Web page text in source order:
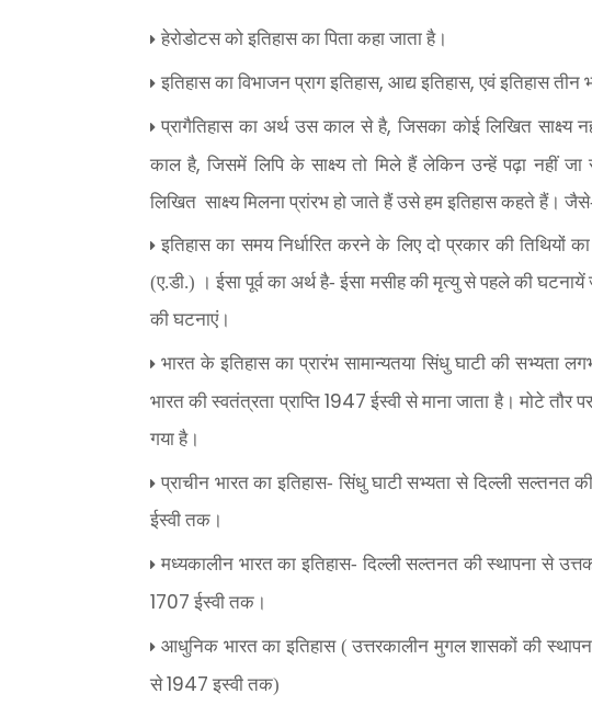
हेरोडोटस को इतिहास का पिता कहा जाता है।
इतिहास का विभाजन प्राग इतिहास, आद्य इतिहास, एवं इतिहास तीन
प्रागैतिहास का अर्थ उस काल से है, जिसका कोई लिखित साक्ष्य
काल है,जिसमें लिपि के साक्ष्य तो मिले हैं लेकिन उन्हें पढ़ा नहीं
लिखित साक्ष्य मिलना प्रांरभ हो जाते हैं उसे हम इतिहास कहते हैं।
इतिहास का समय निर्धारित करने के लिए दो प्रकार की तिथियों
(ए.डी.) । ईसा पूर्व का अर्थ है- ईसा मसीह की मृत्यु से पहले की
की घटनाएं।
भारत के इतिहास का प्रारंभ सामान्यतया सिंधु घाटी की सभ्यता
भारत की स्वतंत्रता प्राप्ति 1947 ईस्वी से माना जाता है। मोटे तौर
गया है।
प्राचीन भारत का इतिहास- सिंधु घाटी सभ्यता से दिल्ली सल्तनत
ईस्वी तक।
मध्यकालीन भारत का इतिहास- दिल्ली सल्तनत की स्थापना से
1707 ईस्वी तक।
आधुनिक भारत का इतिहास ( उत्तरकालीन मुगल शासकों की
से1947 इस्वी तक)